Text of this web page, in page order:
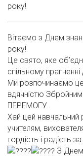
року!
Вітаємо з Днем
року!
Це свято, яке
спільному
Ми розпочинаємо
вдячністю
ПЕРЕМОГУ.
Хай цей навчальний
учителям,
гордість і радість
З